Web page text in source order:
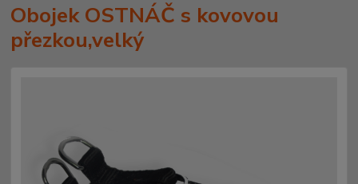
Obojek OSTNÁČ s kovovou
přezkou,velký